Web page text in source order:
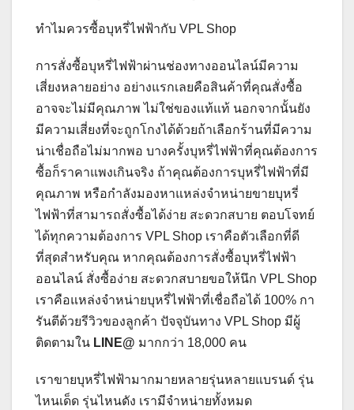
ทำไมควรซื้อบุหรี่ไฟฟ้ากับ VPL Shop​
การสั่งซื้อบุหรี่ไฟฟ้าผ่านช่องทางออนไลน์มีความ
เสี่ยงหลายอย่าง อย่างแรกเลยคือสินค้าที่คุณสั่งซื้อ
อาจจะไม่มีคุณภาพ ไม่ใช่ของแท้แท้ นอกจากนั้นยัง
มีความเสี่ยงที่จะถูกโกงได้ด้วยถ้าเลือกร้านที่มีความ
น่าเชื่อถือไม่มากพอ บางครั้งบุหรี่ไฟฟ้าที่คุณต้องการ
ซื้อก็ราคาแพงเกินจริง ถ้าคุณต้องการบุหรี่ไฟฟ้าที่มี
คุณภาพ หรือกำลังมองหาแหล่งจำหน่ายขายบุหรี่
ไฟฟ้าที่สามารถสั่งซื้อได้ง่าย สะดวกสบาย ตอบโจทย์
ได้ทุกความต้องการ VPL Shop เราคือตัวเลือกที่ดี
ที่สุดสำหรับคุณ หากคุณต้องการสั่งซื้อบุหรี่ไฟฟ้า
ออนไลน์ สั่งซื้อง่าย สะดวกสบายขอให้นึก VPL Shop
เราคือแหล่งจำหน่ายบุหรี่ไฟฟ้าที่เชื่อถือได้ 100% กา
รันตีด้วยรีวิวของลูกค้า ปัจจุบันทาง VPL Shop มีผู้
ติดตามใน LINE@ มากกว่า 18,000 คน
เราขายบุหรี่ไฟฟ้ามากมายหลายรุ่นหลายแบรนด์ รุ่น
ไหนเด็ด รุ่นไหนดัง เรามีจำหน่ายทั้งหมด